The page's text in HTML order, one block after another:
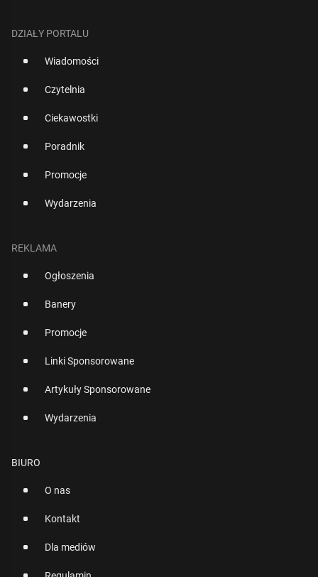
DZIAŁY PORTALU
Wiadomości
Czytelnia
Ciekawostki
Poradnik
Promocje
Wydarzenia
REKLAMA
Ogłoszenia
Banery
Promocje
Linki Sponsorowane
Artykuły Sponsorowane
Wydarzenia
BIURO
O nas
Kontakt
Dla mediów